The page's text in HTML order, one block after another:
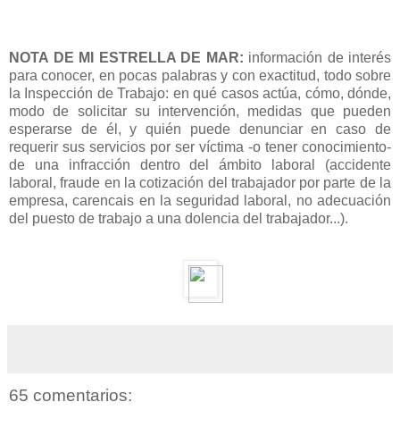
NOTA DE MI ESTRELLA DE MAR: información de interés
para conocer, en pocas palabras y con exactitud, todo sobre
la Inspección de Trabajo: en qué casos actúa, cómo, dónde,
modo de solicitar su intervención, medidas que pueden
esperarse de él, y quién puede denunciar en caso de
requerir sus servicios por ser víctima -o tener conocimiento-
de una infracción dentro del ámbito laboral (accidente
laboral, fraude en la cotización del trabajador por parte de la
empresa, carencais en la seguridad laboral, no adecuación
del puesto de trabajo a una dolencia del trabajador...).
65 comentarios: